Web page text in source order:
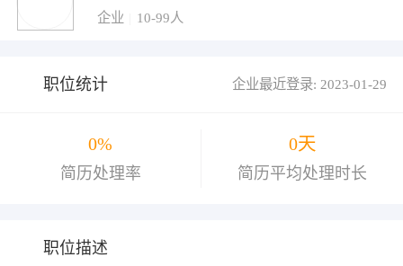
企业 10-99人
职位统计 企业最近登录: 2023-01-29
0%
简历处理率
0天
简历平均处理时长
职位描述